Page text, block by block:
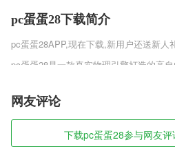
pc蛋蛋28下载简介
pc蛋蛋28APP,现在下载,新用户还送新人
pc蛋蛋28是一款真实物理引擎打造的高自
全屏360度自由竞技PK战斗，各种华丽
仙，再续情缘。精美画面效果。酷炫的特
富的剧情、经典的修仙风格、无敌神宠
由探索，帅气时装、炫酷神兵、智能挂
易等开放式玩法，全新演绎即时战斗手
网友评论
下载pc蛋蛋28参与网友